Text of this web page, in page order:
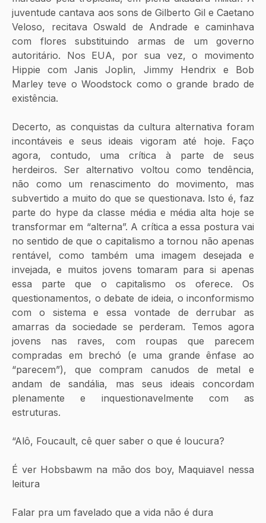
juventude cantava aos sons de Gilberto Gil e Caetano
Veloso, recitava Oswald de Andrade e caminhava
com flores substituindo armas de um governo
autoritário. Nos EUA, por sua vez, o movimento
Hippie com Janis Joplin, Jimmy Hendrix e Bob
Marley teve o Woodstock como o grande brado de
existência.
Decerto, as conquistas da cultura alternativa foram
incontáveis e seus ideais vigoram até hoje. Faço
agora, contudo, uma crítica à parte de seus
herdeiros. Ser alternativo voltou como tendência,
não como um renascimento do movimento, mas
subvertido a muito do que se questionava. Isto é, faz
parte do hype da classe média e média alta hoje se
transformar em “alterna”. A crítica a essa postura vai
no sentido de que o capitalismo a tornou não apenas
rentável, como também uma imagem desejada e
invejada, e muitos jovens tomaram para si apenas
essa parte que o capitalismo os oferece. Os
questionamentos, o debate de ideia, o inconformismo
com o sistema e essa vontade de derrubar as
amarras da sociedade se perderam. Temos agora
jovens nas raves, com roupas que parecem
compradas em brechó (e uma grande ênfase ao
“parecem”), que compram canudos de metal e
andam de sandália, mas seus ideais concordam
plenamente e inquestionavelmente com as
estruturas.
“Alô, Foucault, cê quer saber o que é loucura?
É ver Hobsbawm na mão dos boy, Maquiavel nessa
leitura
Falar pra um favelado que a vida não é dura